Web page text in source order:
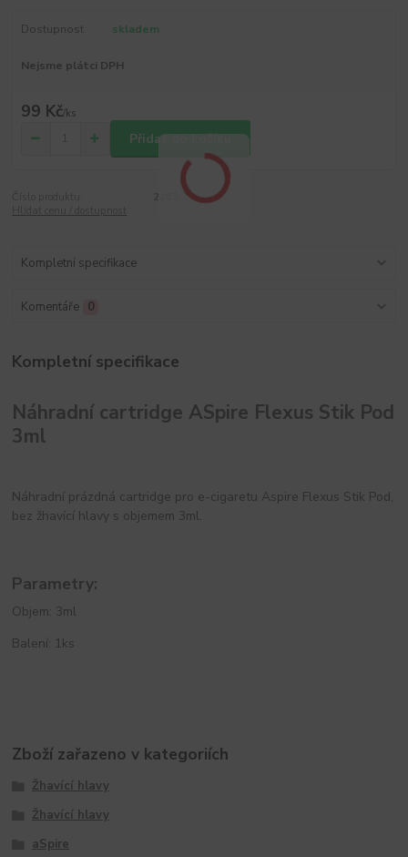
Dostupnost skladem
Nejsme plátci DPH
99 Kč/ks
Přidat do košíku
Kompletní specifikace
Komentáře 0
Kompletní specifikace
Náhradní cartridge ASpire Flexus Stik Pod
3ml
Náhradní prázdná cartridge pro e-cigaretu Aspire Flexus Stik Pod,
bez žhavící hlavy s objemem 3ml.
Parametry:
Objem: 3ml
Balení: 1ks
Zboží zařazeno v kategoriích
Žhavící hlavy
Žhavící hlavy
aSpire